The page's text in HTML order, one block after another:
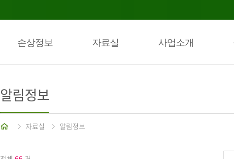
손상정보 자료실 사업소개
알림정보
홈 자료실 알림정보